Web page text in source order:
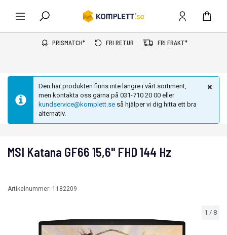
PRISMATCH* FRI RETUR FRI FRAKT*
Den här produkten finns inte längre i vårt sortiment,
men kontakta oss gärna på 031-710 20 00 eller
kundservice@komplett.se så hjälper vi dig hitta ett bra
alternativ.
1 / 8
MSI Katana GF66 15,6" FHD 144 Hz
Artikelnummer: 1182209